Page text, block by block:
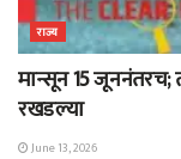
राज्य
मान्सून 15 जूननंतरच;
रखडल्या
June 13, 2026